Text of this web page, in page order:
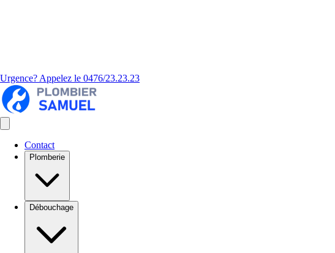
Urgence? Appelez le 0476/23.23.23
Contact
Plomberie
Débouchage